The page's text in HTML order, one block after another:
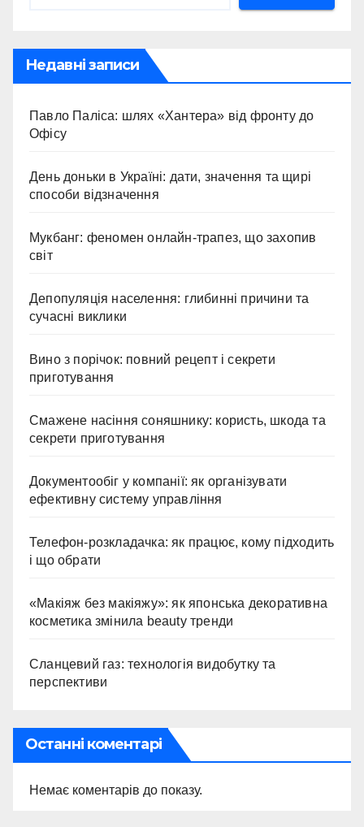
Недавні записи
Павло Паліса: шлях «Хантера» від фронту до
Офісу
День доньки в Україні: дати, значення та щирі
способи відзначення
Мукбанг: феномен онлайн-трапез, що захопив
світ
Депопуляція населення: глибинні причини та
сучасні виклики
Вино з порічок: повний рецепт і секрети
приготування
Смажене насіння соняшнику: користь, шкода та
секрети приготування
Документообіг у компанії: як організувати
ефективну систему управління
Телефон-розкладачка: як працює, кому підходить
і що обрати
«Макіяж без макіяжу»: як японська декоративна
косметика змінила beauty тренди
Сланцевий газ: технологія видобутку та
перспективи
Останні коментарі
Немає коментарів до показу.